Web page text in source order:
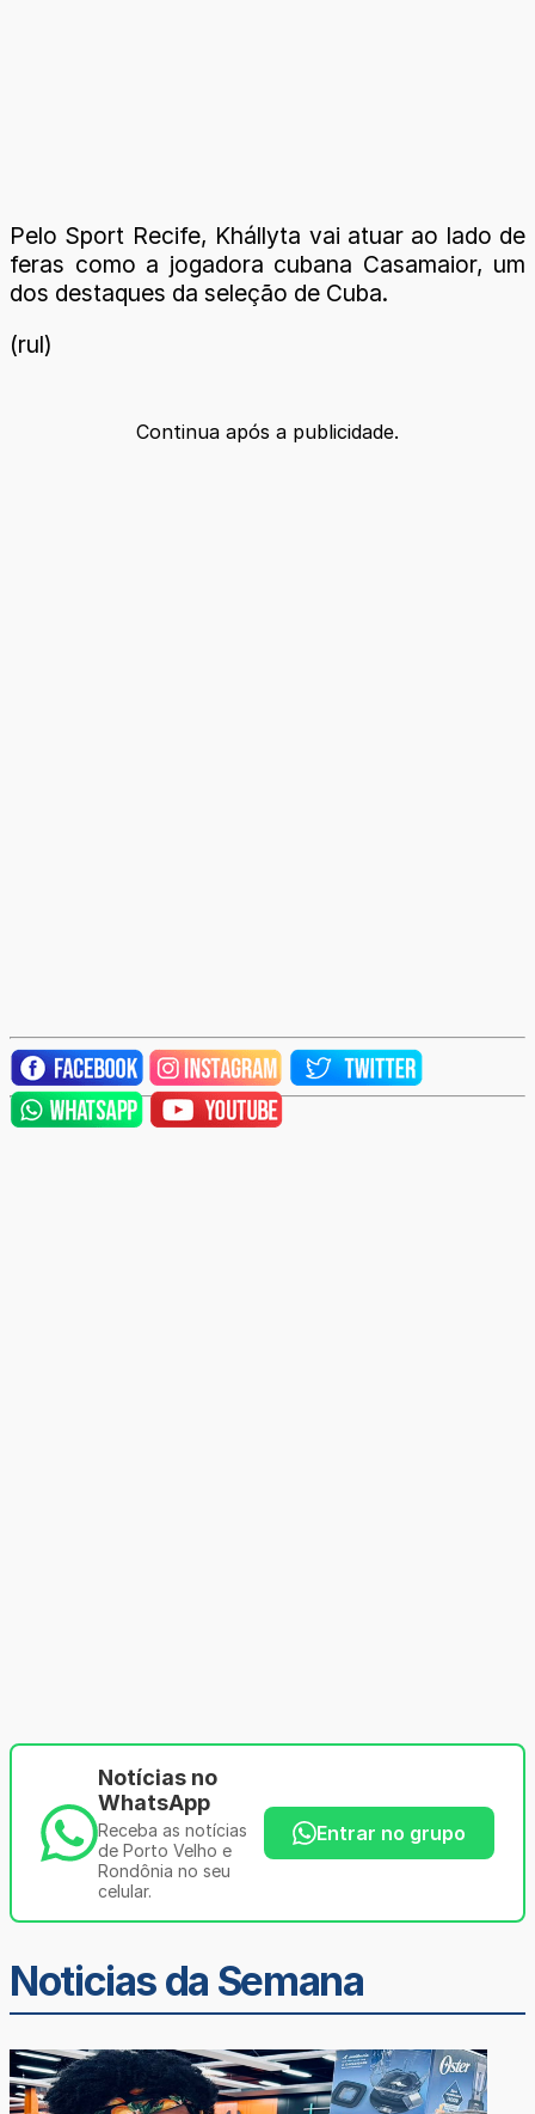
Pelo Sport Recife, Khállyta vai atuar ao lado de
feras como a jogadora cubana Casamaior, um
dos destaques da seleção de Cuba.
(rul)
Continua após a publicidade.
Notícias no
WhatsApp
Receba as notícias
de Porto Velho e
Rondônia no seu
celular.
Entrar no grupo
Noticias da Semana